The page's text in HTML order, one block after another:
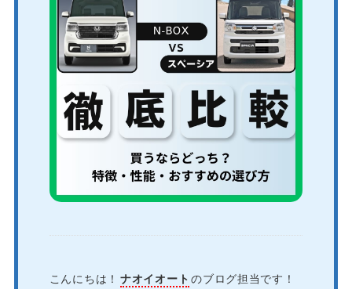
こんにちは！ ナオイオート のブログ担当です！